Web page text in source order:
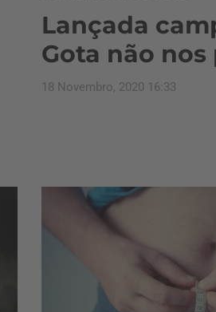
Lançada
Gota não nos
18 Novembro, 2020 16:33